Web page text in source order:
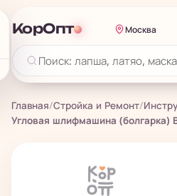
КорОпт Москва
Главная/Стройка и Ремонт/
Угловая шлифмашина